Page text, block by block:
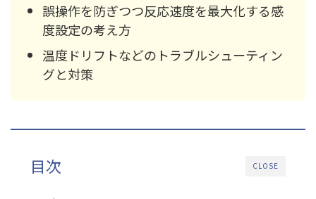
誤操作を防ぎつつ反応速度を最大化する感
度設定の考え方
温度ドリフトなどのトラブルシューティン
グと対策
CLOSE
目次